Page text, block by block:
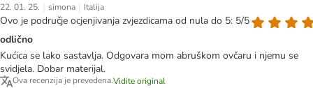
22. 01. 25. | simona | Italija
Ovo je područje ocjenjivanja zvjezdicama od nula do 5: 5/5
odlično
Kućica se lako sastavlja. Odgovara mom abruškom ovčaru i njemu se
svidjela. Dobar materijal.
Ova recenzija je prevedena.Vidite original